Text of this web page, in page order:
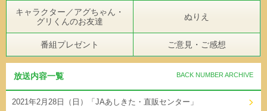
キャラクター／アグちゃん・
グリくんのお友達
ぬりえ
番組プレゼント ご意見・ご感想
放送内容一覧 BACK NUMBER ARCHIVE
2021年2月28日（日）「JAあしきた・直販センター」